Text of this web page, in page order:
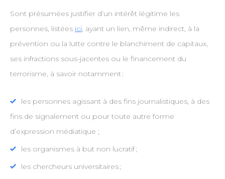
Sont présumées justifier d’un intérêt légitime les
personnes, listées ici, ayant un lien, même indirect, à la
prévention ou la lutte contre le blanchiment de capitaux,
ses infractions sous-jacentes ou le financement du
terrorisme, à savoir notamment :
les personnes agissant à des fins journalistiques, à des
fins de signalement ou pour toute autre forme
d’expression médiatique ;
les organismes à but non lucratif ;
les chercheurs universitaires ;